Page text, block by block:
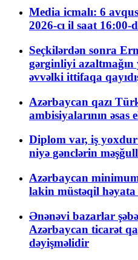
Media icmalı: 6
2026-cı il saat 16:00-
Seçkilərdən sonra
gərginliyi azaltmağın
əvvəlki ittifaqa
Azərbaycan qazı
ambisiyalarının əsas
Diplom var, iş
niyə gənclərin
Azərbaycan
lakin müstəqil həyata
Ənənəvi bazarlar
Azərbaycan ticarət
dəyişməlidir